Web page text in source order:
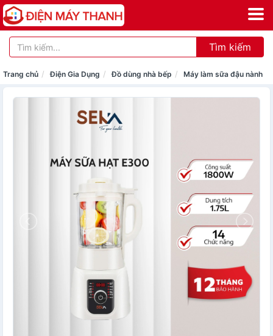
Tìm kiếm
Trang chủ Điện Gia Dụng Đồ dùng nhà bếp Máy làm sữa đậu nành